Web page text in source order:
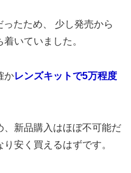
たため、 少し発売から
いていました。
かレンズキットで5万程度
新品購入はほぼ不可能だ
安く買えるはずです。